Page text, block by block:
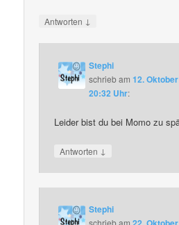
Antworten ↓
Stephi
schriebam12.
20:32 Uhr:
Leider bist du bei Momo zu
Antworten ↓
Stephi